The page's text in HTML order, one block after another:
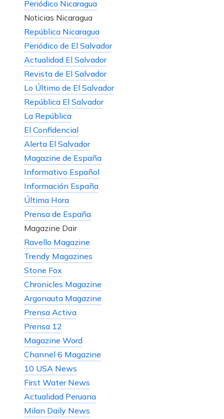
Periódico Nicaragua
Noticias Nicaragua
República Nicaragua
Periódico de El Salvador
Actualidad El Salvador
Revista de El Salvador
Lo Último de El Salvador
República El Salvador
La República
El Confidencial
Alerta El Salvador
Magazine de España
Informativo Español
Información España
Última Hora
Prensa de España
Magazine Dair
Ravello Magazine
Trendy Magazines
Stone Fox
Chronicles Magazine
Argonauta Magazine
Prensa Activa
Prensa 12
Magazine Word
Channel 6 Magazine
10 USA News
First Water News
Actualidad Peruana
Milan Daily News